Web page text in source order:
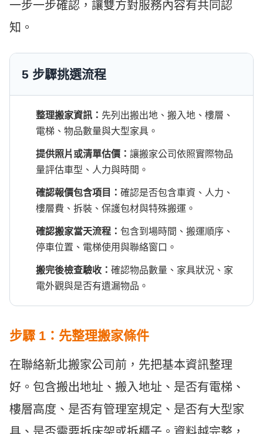
一步一步確認，讓雙方對服務內容有共同認
知。
5 步驟挑選流程
整理搬家資訊： 先列出搬出地、搬入地、樓層、
電梯、物品數量與大型家具。
提供照片或清單估價：讓搬家公司依照實際物品
量評估車型、人力與時間。
確認報價包含項目：確認是否包含車資、人力、
樓層費、拆裝、保護包材與特殊搬運。
確認搬家當天流程：包含到場時間、搬運順序、
停車位置、電梯使用與聯絡窗口。
搬完後檢查驗收：確認物品數量、家具狀況、家
電外觀與是否有遺漏物品。
步驟 1：先整理搬家條件
在聯絡新北搬家公司前，先把基本資訊整理
好。包含搬出地址、搬入地址、是否有電梯、
樓層高度、是否有管理室規定、是否有大型家